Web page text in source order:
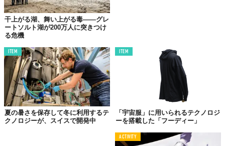
干上がる湖、舞い上がる毒——グレ
ートソルト湖が200万人に突きつけ
る危機
ITEM
夏の暑さを保存して冬に利用するテ
クノロジーが、スイスで開発中
ITEM
「宇宙服」に用いられるテクノロジ
ーを搭載した「フーディー」
ACTIVITY